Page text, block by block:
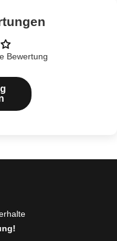
Bewertung